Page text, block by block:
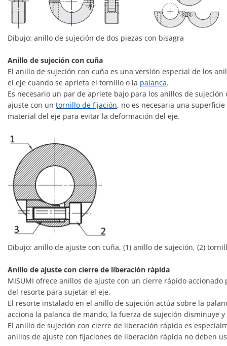
Dibujo: anillo de sujeción de dos piezas con bisagra
Anillo de sujeción con cuña
El anillo de sujeción con cuña es una versión especial de los
el eje cuando se aprieta el tornillo o la palanca.
Es necesario un par de apriete bajo para los anillos de
ajuste con un tornillo de fijación, no es necesaria una
material del eje para evitar la deformación del eje.
Dibujo: anillo de ajuste con cuña, (1) anillo de sujeción, (2)
Anillo de ajuste con cierre de liberación rápida
MISUMI ofrece anillos de ajuste con un cierre rápido
del resorte para sujetar el eje.
El resorte instalado en el anillo de sujeción actúa sobre la
acciona la palanca de mando, la fuerza de sujeción
El anillo de sujeción con cierre de liberación rápida es
anillos de ajuste con fijaciones de liberación rápida no deben